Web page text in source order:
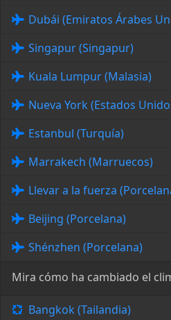
Dubái (Emiratos Árabes
Singapur (Singapur)
Kuala Lumpur (Malasia)
Nueva York (Estados
Estanbul (Turquía)
Marrakech (Marruecos)
Llevar a la fuerza
Beijing (Porcelana)
Shénzhen (Porcelana)
Mira cómo ha cambiado el
Bangkok (Tailandia)